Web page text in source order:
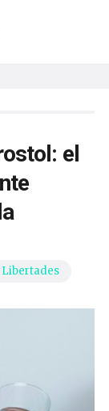
el
Libertades